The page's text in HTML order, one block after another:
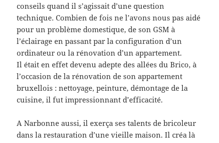
conseils quand il s’agissait d’une question
technique. Combien de fois ne l’avons nous pas aidé
pour un problème domestique, de son GSM à
l’éclairage en passant par la configuration d’un
ordinateur ou la rénovation d’un appartement.
Il était en effet devenu adepte des allées du Brico, à
l’occasion de la rénovation de son appartement
bruxellois : nettoyage, peinture, démontage de la
cuisine, il fut impressionnant d’efficacité.
A Narbonne aussi, il exerça ses talents de bricoleur
dans la restauration d’une vieille maison. Il créa là